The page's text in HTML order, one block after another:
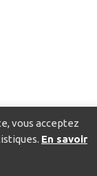
vous acceptez
En savoir